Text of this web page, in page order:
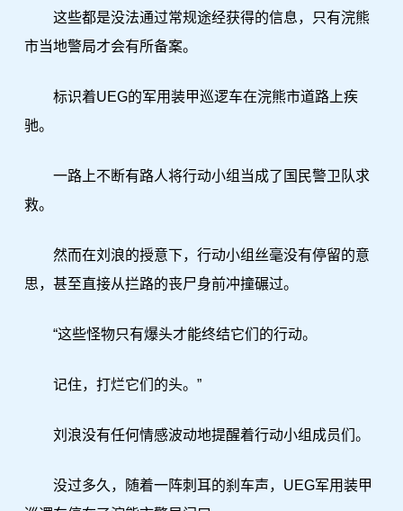
这些都是没法通过常规途经获得的信息，只有浣熊
市当地警局才会有所备案。
标识着UEG的军用装甲巡逻车在浣熊市道路上疾
驰。
一路上不断有路人将行动小组当成了国民警卫队求
救。
然而在刘浪的授意下，行动小组丝毫没有停留的意
思，甚至直接从拦路的丧尸身前冲撞碾过。
“这些怪物只有爆头才能终结它们的行动。
记住，打烂它们的头。”
刘浪没有任何情感波动地提醒着行动小组成员们。
没过多久，随着一阵刺耳的刹车声，UEG军用装甲